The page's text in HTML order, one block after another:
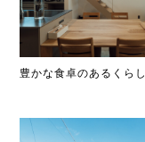
豊かな食卓のあるくらし